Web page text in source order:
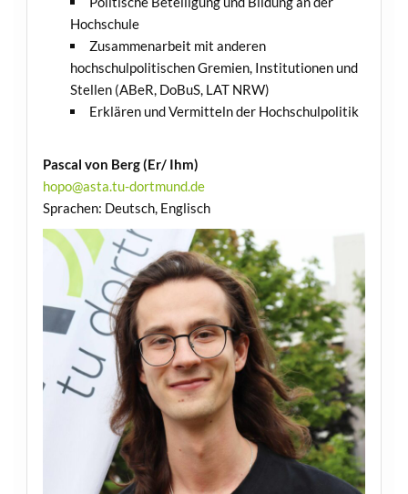
Hochschule
Zusammenarbeit mit anderen
hochschulpolitischen Gremien, Institutionen und
Stellen (ABeR, DoBuS, LAT NRW)
Erklären und Vermitteln der Hochschulpolitik
Pascal von Berg (Er/ Ihm)
hopo@asta.tu-dortmund.de
Sprachen: Deutsch, Englisch